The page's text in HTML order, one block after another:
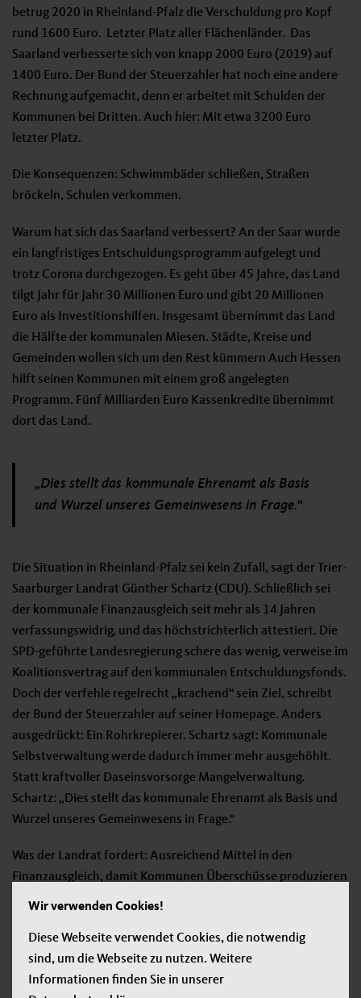
betrug 2020 in Rheinland-Pfalz die Verschuldung pro Kopf
rund 1600 Euro. Letzter Platz aller Flächenländer. Das
Saarland verbesserte sich von knapp 2000 Euro (2019) auf
1400 Euro. Der Bund der Steuerzahler hat noch eine andere
Rechnung aufgemacht, denn er arbeitet mit Schulden der
Kommunen bei Dritten. Auch hier: Mit etwa 3200 Euro
letzter Platz.
Die Konsequenzen: Schwimmbäder schließen, Straßen
bröckeln, Schulen verkommen.
Warum hat sich das Saarland verbessert? An der Saar wurde
ein langfristiges Entschuldungsprogramm aufgelegt und
trotz Corona durchgezogen. Es geht über 45 Jahre, das Land
tilgt Jahr für Jahr 30 Millionen Euro und gibt 20 Millionen
Euro als Investitionshilfen. Insgesamt übernimmt das Land
die Hälfte der kommunalen Miesen. Städte, Kreise und
Gemeinden wollen sich um den Rest kümmern Auch Hessen
hilft seinen Kommunen mit einem groß angelegten
Programm. Fünf Milliarden Euro Kassenkredite übernimmt
dort das Land.
„Dies stellt das kommunale Ehrenamt als Basis
und Wurzel unseres Gemeinwesens in Frage.“
Die Situation in Rheinland-Pfalz sei kein Zufall, sagt der Trier-
Saarburger Landrat Günther Schartz (CDU). Schließlich sei
der kommunale Finanzausgleich seit mehr als 14 Jahren
verfassungswidrig, und das höchstrichterlich attestiert. Die
SPD-geführte Landesregierung schere das wenig, verweise im
Koalitionsvertrag auf den kommunalen Entschuldungsfonds.
Doch der verfehle regelrecht „krachend“ sein Ziel, schreibt
der Bund der Steuerzahler auf seiner Homepage. Anders
ausgedrückt: Ein Rohrkrepierer. Schartz sagt: Kommunale
Selbstverwaltung werde dadurch immer mehr ausgehöhlt.
Statt kraftvoller Daseinsvorsorge Mangelverwaltung.
Schartz: „Dies stellt das kommunale Ehrenamt als Basis und
Wurzel unseres Gemeinwesens in Frage.“
Was der Landrat fordert: Ausreichend Mittel in den
Finanzausgleich, damit Kommunen Überschüsse produzieren
und Schulden abbauen können. Die CDU-Landtagsfraktion
aufgefordert: Es brauche eine rheinland-pfälzische
Altschuldenlösung und eine Soforthilfe von 300 Millionen
Euro, so der kommunalpolitische Sprecher Gordon Schnieder.
Wir verwenden Cookies!
Diese Webseite verwendet Cookies, die notwendig
sind, um die Webseite zu nutzen. Weitere
Informationen finden Sie in unserer